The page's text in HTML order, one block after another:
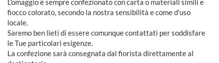
fiocco colorato, secondo la nostra sensibilità e come d'uso
locale.
Saremo ben lieti di essere comunque contattati per soddisfare
le Tue particolari esigenze.
La confezione sarà consegnata dal fiorista direttamente al